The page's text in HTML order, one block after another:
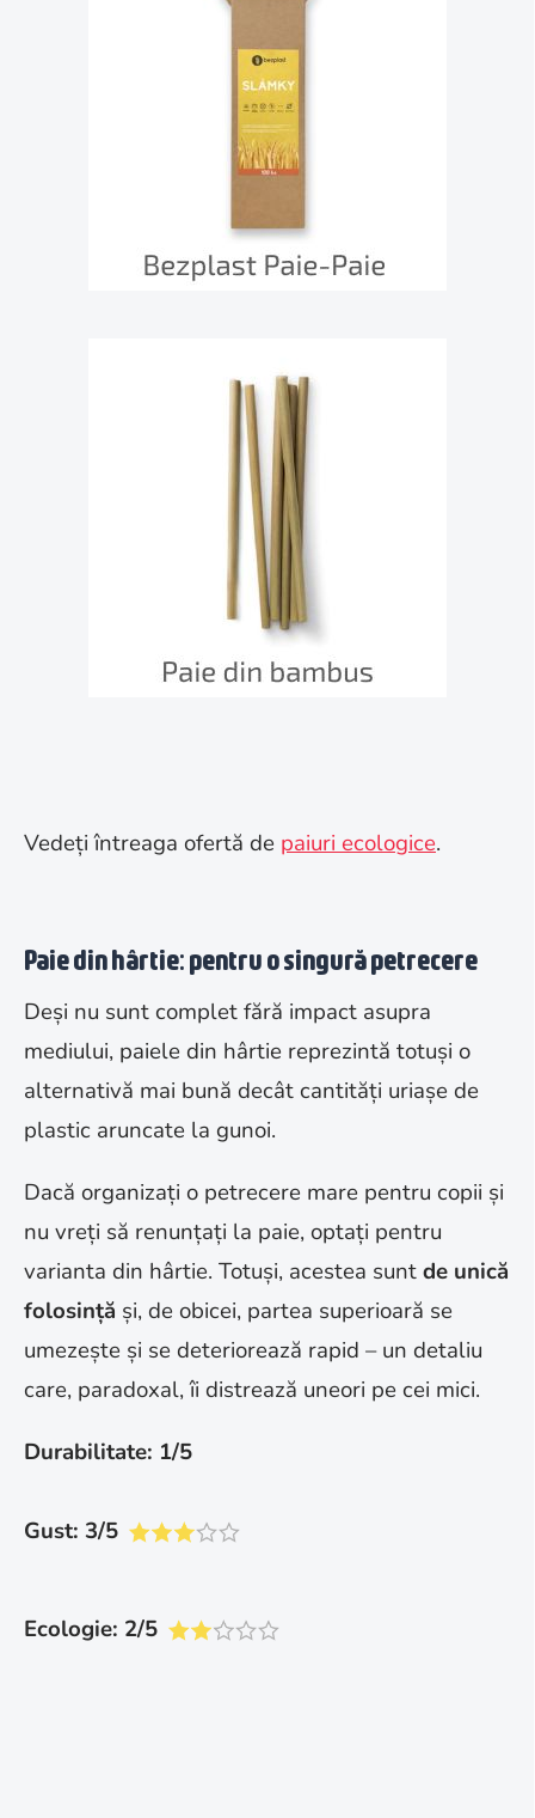
Vedeți întreaga ofertă de paiuri ecologice.
Paie din hârtie: pentru o singură petrecere
Deși nu sunt complet fără impact asupra
mediului, paiele din hârtie reprezintă totuși o
alternativă mai bună decât cantități uriașe de
plastic aruncate la gunoi.
Dacă organizați o petrecere mare pentru copii și
nu vreți să renunțați la paie, optați pentru
varianta din hârtie. Totuși, acestea suntde unică
folosință și, de obicei, partea superioară se
umezește și se deteriorează rapid – un detaliu
care, paradoxal, îi distrează uneori pe cei mici.
Durabilitate: 1/5
Gust: 3/5
Ecologie: 2/5